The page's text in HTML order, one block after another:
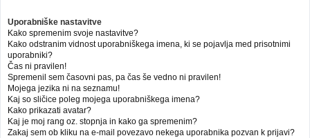
Uporabniške nastavitve
Kako spremenim svoje nastavitve?
Kako odstranim vidnost uporabniškega imena, ki se pojavlja med prisotnimi
uporabniki?
Čas ni pravilen!
Spremenil sem časovni pas, pa čas še vedno ni pravilen!
Mojega jezika ni na seznamu!
Kaj so sličice poleg mojega uporabniškega imena?
Kako prikazati avatar?
Kaj je moj rang oz. stopnja in kako ga spremenim?
Zakaj sem ob kliku na e-mail povezavo nekega uporabnika pozvan k prijavi?